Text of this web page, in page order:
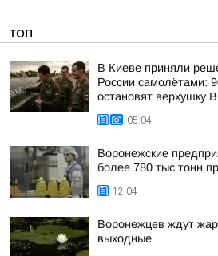
ТОП
В Киеве приняли
России самолётами:
остановят верхушку
05:04
Воронежские
более 780 тыс тонн
12:04
Воронежцев ждут
выходные